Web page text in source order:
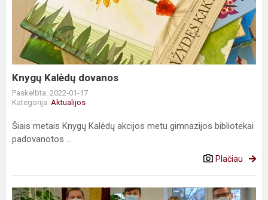
dovanos
Knygų Kalėdų dovanos
Paskelbta: 2022-01-17
Kategorija: Aktualijos
Šiais metais Knygų Kalėdų akcijos metu gimnazijos bibliotekai
padovanotos ...
Plačiau
Įteikti